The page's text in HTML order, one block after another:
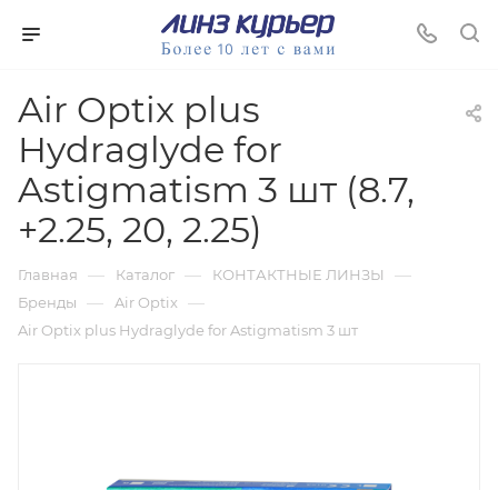
Air Optix plus
Hydraglyde for
Astigmatism 3 шт (8.7,
+2.25, 20, 2.25)
Главная — Каталог — КОНТАКТНЫЕ ЛИНЗЫ —
Бренды — Air Optix —
Air Optix plus Hydraglyde for Astigmatism 3 шт